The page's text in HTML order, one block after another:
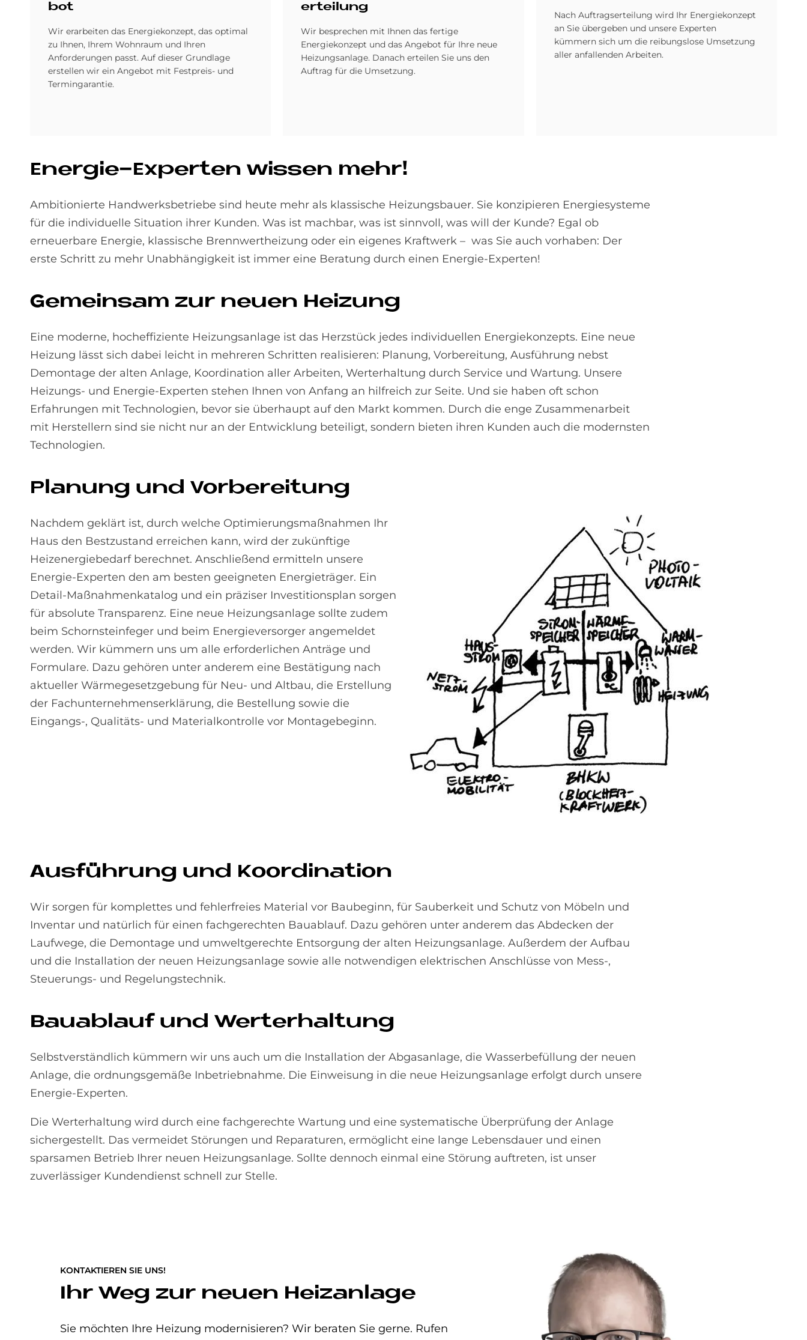
bot
Wir erarbeiten das Energiekonzept, das optimal
zu Ihnen, Ihrem Wohnraum und Ihren
Anforderungen passt. Auf dieser Grundlage
erstellen wir ein Angebot mit Festpreis- und
Termingarantie.
er­tei­lung
Wir besprechen mit Ihnen das fertige
Energiekonzept und das Angebot für Ihre neue
Heizungsanlage. Danach erteilen Sie uns den
Auftrag für die Umsetzung.
Nach Auftragserteilung wird Ihr Energiekonzept
an Sie übergeben und unsere Experten
kümmern sich um die reibungslose Umsetzung
aller anfallenden Arbeiten.
En­er­gie-Ex­per­ten wis­sen mehr!
Ambitionierte Handwerksbetriebe sind heute mehr als klassische Heizungsbauer. Sie konzipieren Energiesysteme
für die individuelle Situation ihrer Kunden. Was ist machbar, was ist sinnvoll, was will der Kunde? Egal ob
erneuerbare Energie, klassische Brennwertheizung oder ein eigenes Kraftwerk – was Sie auch vorhaben: Der
erste Schritt zu mehr Unabhängigkeit ist immer eine Beratung durch einen Energie-Experten!
Ge­mein­sam zur neu­en Hei­zung
Eine moderne, hocheffiziente Heizungsanlage ist das Herzstück jedes individuellen Energiekonzepts. Eine neue
Heizung lässt sich dabei leicht in mehreren Schritten realisieren: Planung, Vorbereitung, Ausführung nebst
Demontage der alten Anlage, Koordination aller Arbeiten, Werterhaltung durch Service und Wartung. Unsere
Heizungs- und Energie-Experten stehen Ihnen von Anfang an hilfreich zur Seite. Und sie haben oft schon
Erfahrungen mit Technologien, bevor sie überhaupt auf den Markt kommen. Durch die enge Zusammenarbeit
mit Herstellern sind sie nicht nur an der Entwicklung beteiligt, sondern bieten ihren Kunden auch die modernsten
Technologien.
Pla­nung und Vor­be­rei­tung
Nachdem geklärt ist, durch welche Optimierungsmaßnahmen Ihr
Haus den Bestzustand erreichen kann, wird der zukünftige
Heizenergiebedarf berechnet. Anschließend ermitteln unsere
Energie-Experten den am besten geeigneten Energieträger. Ein
Detail-Maßnahmenkatalog und ein präziser Investitionsplan sorgen
für absolute Transparenz. Eine neue Heizungsanlage sollte zudem
beim Schornsteinfeger und beim Energieversorger angemeldet
werden. Wir kümmern uns um alle erforderlichen Anträge und
Formulare. Dazu gehören unter anderem eine Bestätigung nach
aktueller Wärmegesetzgebung für Neu- und Altbau, die Erstellung
der Fachunternehmenserklärung, die Bestellung sowie die
Eingangs-, Qualitäts- und Materialkontrolle vor Montagebeginn.
Aus­füh­rung und Ko­or­di­na­ti­on
Wir sorgen für komplettes und fehlerfreies Material vor Baubeginn, für Sauberkeit und Schutz von Möbeln und
Inventar und natürlich für einen fachgerechten Bauablauf. Dazu gehören unter anderem das Abdecken der
Laufwege, die Demontage und umweltgerechte Entsorgung der alten Heizungsanlage. Außerdem der Aufbau
und die Installation der neuen Heizungsanlage sowie alle notwendigen elektrischen Anschlüsse von Mess-,
Steuerungs- und Regelungstechnik.
Bau­ab­lauf und Wert­erhal­tung
Selbstverständlich kümmern wir uns auch um die Installation der Abgasanlage, die Wasserbefüllung der neuen
Anlage, die ordnungsgemäße Inbetriebnahme. Die Einweisung in die neue Heizungsanlage erfolgt durch unsere
Energie-Experten.
Die Werterhaltung wird durch eine fachgerechte Wartung und eine systematische Überprüfung der Anlage
sichergestellt. Das vermeidet Störungen und Reparaturen, ermöglicht eine lange Lebensdauer und einen
sparsamen Betrieb Ihrer neuen Heizungsanlage. Sollte dennoch einmal eine Störung auftreten, ist unser
zuverlässiger Kundendienst schnell zur Stelle.
KONTAKTIEREN SIE UNS!
Ihr Weg zur neuen Heizanlage
Sie möchten Ihre Heizung modernisieren? Wir beraten Sie gerne. Rufen